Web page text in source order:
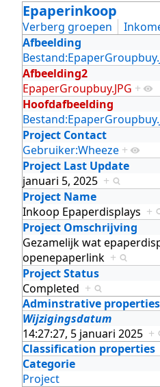
Epaperinkoop
Verberg groepen
Afbeelding
Afbeelding2
EpaperGroupbuy.JPG +
Hoofdafbeelding
Project Contact
Gebruiker:Wheeze +
Project Last Update
januari 5, 2025 +
Project Name
Inkoop Epaperdisplays +
Project Omschrijving
Gezamelijk wat
openepaperlink +
Project Status
Completed +
Adminstrative properties
Wijzigingsdatum
14:27:27, 5 januari 2025 +
Classification properties
Categorie
Project